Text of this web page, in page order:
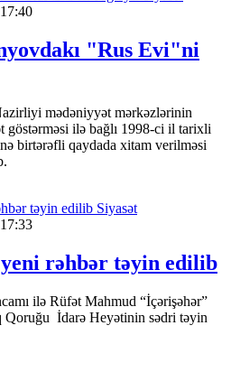
"Rus Evi"ni
mədəniyyət mərkəzlərinin
göstərməsi ilə bağlı 1998-ci il tarixli
birtərəfli qaydada xitam verilməsi
Siyasət
rəhbər təyin edilib
ilə Rüfət Mahmud “İçərişəhər”
Qoruğu İdarə Heyətinin sədri təyin